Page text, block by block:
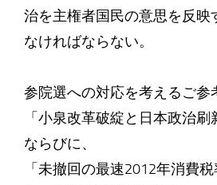
治を主権者国民の意思を反映
なければならない。
参院選への対応を考えるご参
「小泉改革破綻と日本政治
ならびに、
「未撤回の最速2012年消費